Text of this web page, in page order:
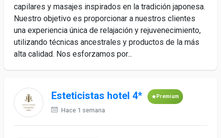
capilares y masajes inspirados en la tradición japonesa.
Nuestro objetivo es proporcionar a nuestros clientes
una experiencia única de relajación y rejuvenecimiento,
utilizando técnicas ancestrales y productos de la más
alta calidad. Nos esforzamos por...
Esteticistas hotel 4* Premium
Hace 1 semana